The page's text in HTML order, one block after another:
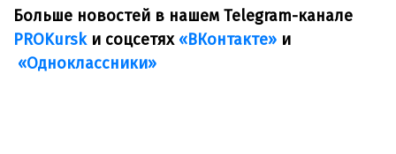
Больше новостей в нашем Telegram-канале
PROKurskи соцсетях «ВКонтакте» и
«Одноклассники»